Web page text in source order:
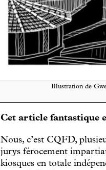
Illustration de
Cet article fantastique
Nous, c’est CQFD,
jurys férocement
kiosques en totale